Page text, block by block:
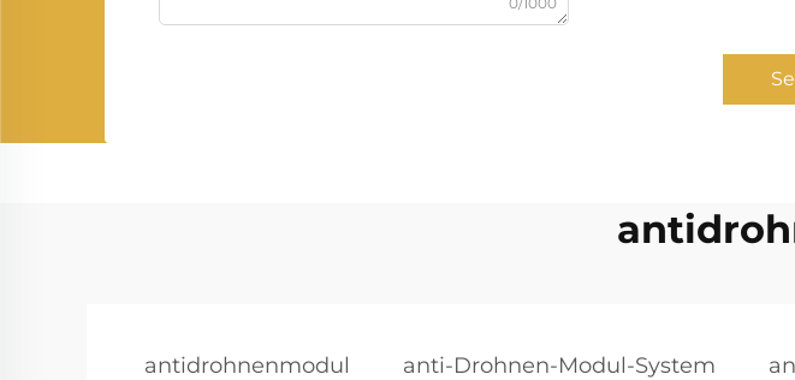
antidrohnenmodul anti-Drohnen-Modul-System